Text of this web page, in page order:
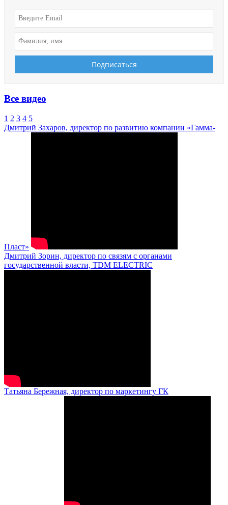
Все видео
1 2 3 4 5
Дмитрий Захаров, директор по развитию компании «Гамма-
Пласт»
Дмитрий Зорин, директор по связям с органами
государственной власти, TDM ELECTRIC
Татьяна Бережная, директор по маркетингу ГК